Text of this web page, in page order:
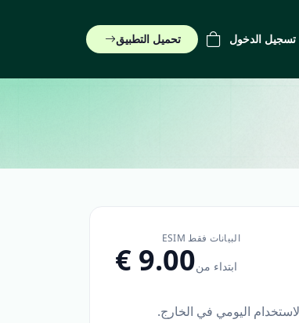
تسجيل الدخول تحميل التطبيق
البيانات فقط ESIM
ابتداء من
اليومي في الخارج.